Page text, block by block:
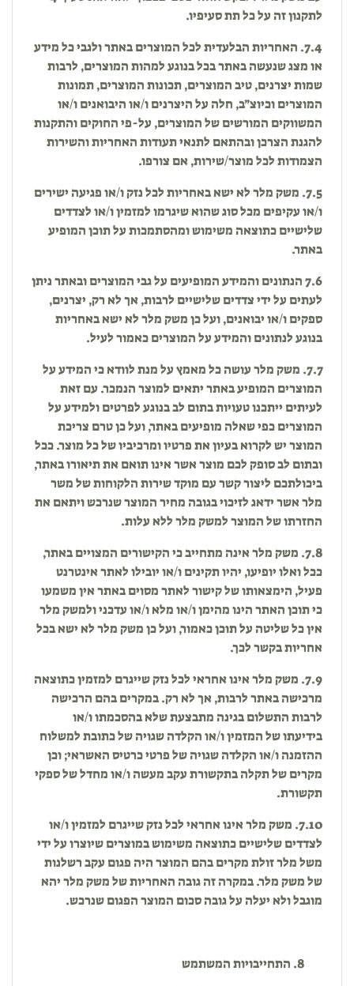
לתקנון זה על כל תת סעיפיו.
7.4. האחריות הבלעדית לכל המוצרים באתר ולגבי כל מידע
או מצג שנעשה באתר בכל בנוגע למהות המוצרים, לרבות
שמות יצרנים, טיב המוצרים, תכונות המוצרים, תמונות
המוצרים וכיוצ״ב, חלה על היצרנים ו/או היבואנים ו/או
המשווקים המורשים של המוצרים, על-פי החוקים והתקנות
להגנת הצרכן ובהתאם לתנאי תעודות האחריות והשירות
הצמודות לכל מוצר/שירות, אם צורפו.
7.5. משק מלר לא ישא באחריות לכל נזק ו/או פגיעה ישירים
ו/או עקיפים מכל סוג שהוא שיגרמו למזמין ו/או לצדדים
שלישיים כתוצאה משימוש ומהסתמכות על תוכן המופיע
באתר.
7.6 הנתונים והמידע המופיעים על גבי המוצרים ובאתר ניתן
לעתים על ידי צדדים שלישיים לרבות, אך לא רק, יצרנים,
ספקים ו/או יבואנים, ועל כן משק מלר לא ישא באחריות
בנוגע לנתונים והמידע על המוצרים כאמור לעיל.
7.7. משק מלר עושה כל מאמץ על מנת לוודא כי המידע על
המוצרים המופיע באתר יתאים למוצר הנמכר. עם זאת
לעיתים ייתכנו טעויות בתום לב בנוגע לפרטים ולמידע על
המוצרים כפי שאלה מופיעים באתר, ועל כן טרם צריכת
המוצר יש לקרוא בעיון את פרטיו ומרכיביו של כל מוצר. ככל
ובתום לב סופק לכם מוצר אשר אינו תואם את תיאורו באתר,
ביכולתכם ליצור קשר עם מוקד שירות הלקוחות של משר
מלר אשר ידאג לזיכוי בגובה מחיר המוצר שנרכש ויתאם את
החזרתו של המוצר למשק מלר ללא עלות.
7.8. משק מלר אינה מתחייב כי הקישורים המצויים באתר,
ככל ואלו יופיעו, יהיו תקינים ו/או יובילו לאתר אינטרנט
פעיל, הימצאותו של קישור לאתר מסוים באתר אין משמעו
כי תוכן האתר הינו מהימן ו/או מלא ו/או עדכני ולמשק מלר
אין כל שליטה על תוכן כאמור, ועל כן משק מלר לא ישא בכל
אחריות בקשר לכך.
7.9. משק מלר אינו אחראי לכל נזק שייגרם למזמין כתוצאה
מרכישה באתר לרבות, אך לא רק. במקרים בהם הרכישה
לרבות התשלום בגינה מתבצעת שלא בהסכמתו ו/או
בידיעתו של המזמין ו/או הקלדה שגויה של כתובת למשלוח
ההזמנה ו/או הקלדה שגויה של פרטי כרטיס האשראי; וכן
מקרים של תקלה בתקשורת עקב מעשה ו/או מחדל של ספקי
תקשורת.
7.10. משק מלר אינו אחראי לכל נזק שייגרם למזמין ו/או
לצדדים שלישיים כתוצאה משימוש במוצרים שיוצרו על ידי
משל מלר זולת מקרים בהם המוצר היה פגום עקב רשלנות
של משק מלר. במקרה זה גובה האחריות של משק מלר יהא
מוגבל ולא יעלה על גובה סכום המוצר הפגום שנרכש.
התחייבויות המשתמש